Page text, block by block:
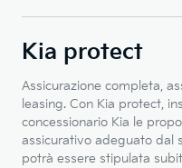
Kia protect
Assicurazione completa,
leasing. Con Kia protect,
concessionario Kia le
assicurativo adeguato dal
potrà essere stipulata